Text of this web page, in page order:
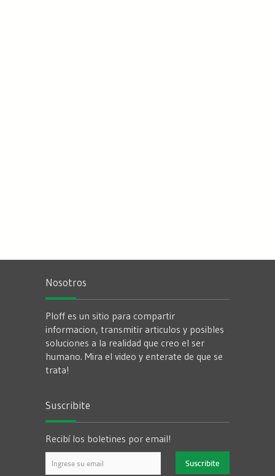
Nosotros
Ploff es un sitio para compartir
informacion, transmitir articulos y posibles
soluciones a la realidad que creo el ser
humano. Mira el video y enterate de que se
trata!
Suscribite
Recibí los boletines por email!